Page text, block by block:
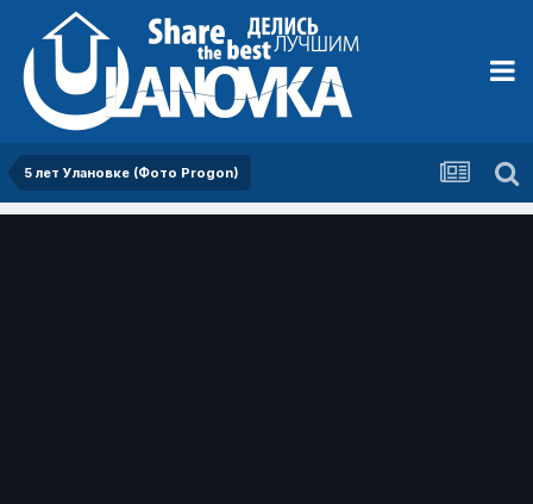
5 лет Улановке (Фото Progon)